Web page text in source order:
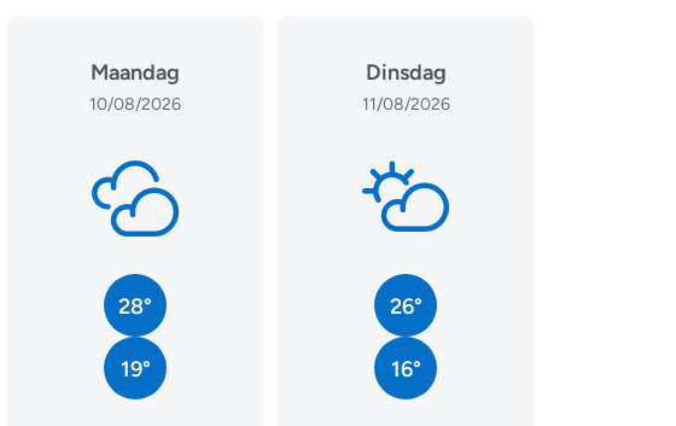
Maandag
10/08/2026
28°
19°
Dinsdag
11/08/2026
26°
16°